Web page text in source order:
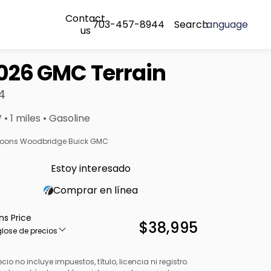
Contact
us703-457-8944 SearchLanguage
GMC Terrain
• 1 miles • Gasoline
Woodbridge Buick GMC
Estoy interesado
Comprar en línea
Price
de precios $38,995
no incluye impuestos, título, licencia ni registro.